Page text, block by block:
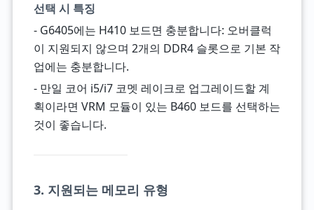
선택 시 특징
- G6405에는 H410 보드면 충분합니다: 오버클럭
이 지원되지 않으며 2개의 DDR4 슬롯으로 기본 작
업에는 충분합니다.
- 만일 코어 i5/i7 코멧 레이크로 업그레이드할 계
획이라면 VRM 모듈이 있는 B460 보드를 선택하는
것이 좋습니다.
3. 지원되는 메모리 유형